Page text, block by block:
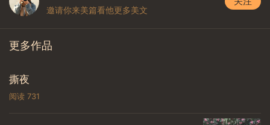
邀请你来美篇看他更多美文
更多作品
撕夜
阅读 731